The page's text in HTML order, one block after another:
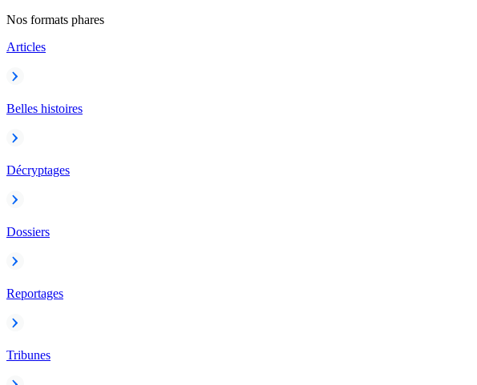
Nos formats phares
Articles
Belles histoires
Décryptages
Dossiers
Reportages
Tribunes